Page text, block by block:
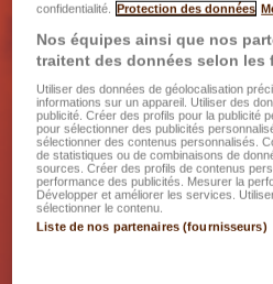
confidentialité. Protection des données
Nos équipes ainsi que nos
traitent des données selon les
Utiliser des données de géolocalisation
informations sur un appareil. Utiliser des
publicité. Créer des profils pour la publicité
pour sélectionner des publicités
sélectionner des contenus personnalisés.
de statistiques ou de combinaisons de
sources. Créer des profils de contenus
performance des publicités. Mesurer la
Développer et améliorer les services.
sélectionner le contenu.
Liste de nos partenaires (fournisseurs)